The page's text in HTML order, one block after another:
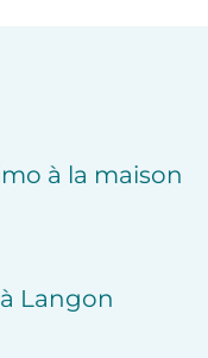
à la maison
Langon